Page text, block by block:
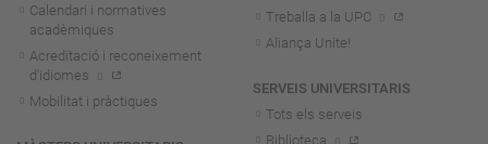
Calendari i normatives
acadèmiques
Acreditació i reconeixement
d'idiomes
Mobilitat i pràctiques
Treballa a la UPC
Aliança Unite!
SERVEIS UNIVERSITARIS
Tots els serveis
Biblioteca